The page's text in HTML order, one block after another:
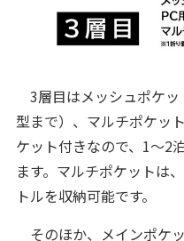
3層目はメッシュポケ
型まで）、マルチポケッ
ケット付きなので、1～2
ます。マルチポケットは
トルを収納可能です。
そのほか、メインポケ